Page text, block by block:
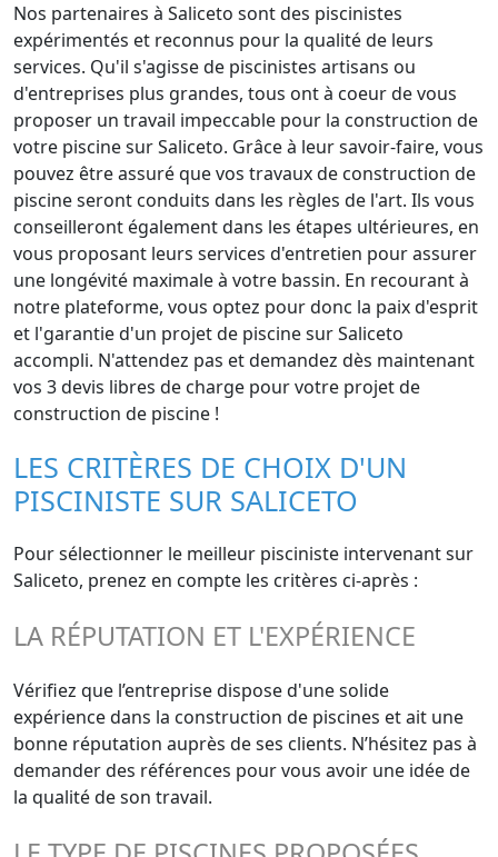
Nos partenaires à Saliceto sont des piscinistes
expérimentés et reconnus pour la qualité de leurs
services. Qu'il s'agisse de piscinistes artisans ou
d'entreprises plus grandes, tous ont à coeur de vous
proposer un travail impeccable pour la construction de
votre piscine sur Saliceto. Grâce à leur savoir-faire, vous
pouvez être assuré que vos travaux de construction de
piscine seront conduits dans les règles de l'art. Ils vous
conseilleront également dans les étapes ultérieures, en
vous proposant leurs services d'entretien pour assurer
une longévité maximale à votre bassin. En recourant à
notre plateforme, vous optez pour donc la paix d'esprit
et l'garantie d'un projet de piscine sur Saliceto
accompli. N'attendez pas et demandez dès maintenant
vos 3 devis libres de charge pour votre projet de
construction de piscine !
LES CRITÈRES DE CHOIX D'UN
PISCINISTE SUR SALICETO
Pour sélectionner le meilleur pisciniste intervenant sur
Saliceto, prenez en compte les critères ci-après :
LA RÉPUTATION ET L'EXPÉRIENCE
Vérifiez que l’entreprise dispose d'une solide
expérience dans la construction de piscines et ait une
bonne réputation auprès de ses clients. N’hésitez pas à
demander des références pour vous avoir une idée de
la qualité de son travail.